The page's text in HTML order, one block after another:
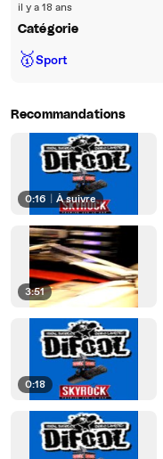
il y a 18 ans
Catégorie
🥇Sport
Recommandations
0:16 À suivre
3:51
0:18